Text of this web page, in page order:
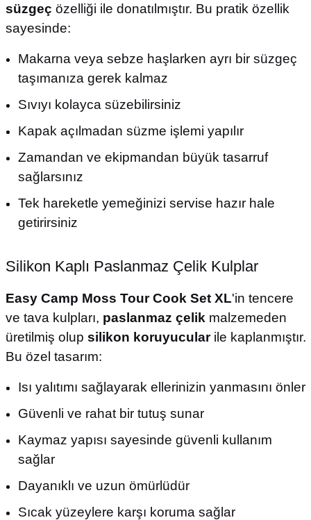
süzgeç özelliği ile donatılmıştır. Bu pratik özellik
sayesinde:
Makarna veya sebze haşlarken ayrı bir süzgeç
taşımanıza gerek kalmaz
Sıvıyı kolayca süzebilirsiniz
Kapak açılmadan süzme işlemi yapılır
Zamandan ve ekipmandan büyük tasarruf
sağlarsınız
Tek hareketle yemeğinizi servise hazır hale
getirirsiniz
Silikon Kaplı Paslanmaz Çelik Kulplar
Easy Camp Moss Tour Cook Set XL'in tencere
ve tava kulpları, paslanmaz çelik malzemeden
üretilmiş olup silikon koruyucularile kaplanmıştır.
Bu özel tasarım:
Isı yalıtımı sağlayarak ellerinizin yanmasını önler
Güvenli ve rahat bir tutuş sunar
Kaymaz yapısı sayesinde güvenli kullanım
sağlar
Dayanıklı ve uzun ömürlüdür
Sıcak yüzeylere karşı koruma sağlar